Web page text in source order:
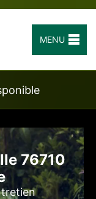
MENU
76710